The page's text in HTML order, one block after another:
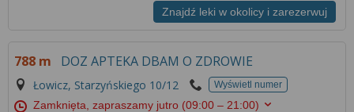
Znajdź leki w okolicy i zarezerwuj
788 m DOZ APTEKA DBAM O ZDROWIE
Łowicz, Starzyńskiego 10/12 Wyświetl numer
Zamknięta, zapraszamy jutro (09:00 – 21:00)